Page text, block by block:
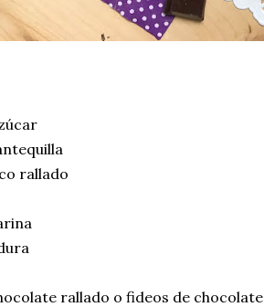
rallado
rallado o fideos de chocolate